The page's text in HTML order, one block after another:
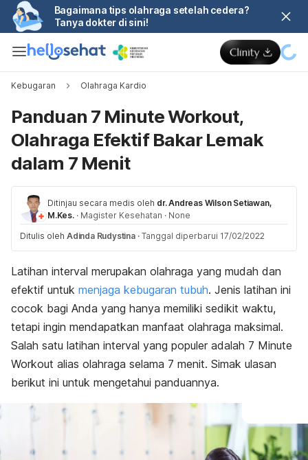
Bagaimana tips olahraga setelah cedera?
Tanya dokter di sini!
Kebugaran Olahraga Kardio
Panduan 7 Minute Workout,
Olahraga Efektif Bakar Lemak
dalam 7 Menit
Ditinjau secara medis oleh dr. Andreas Wilson Setiawan,
M.Kes. · Magister Kesehatan · None
Ditulis oleh Adinda Rudystina · Tanggal diperbarui 17/02/2022
Latihan interval merupakan olahraga yang mudah dan
efektif untuk menjaga kebugaran tubuh. Jenis latihan ini
cocok bagi Anda yang hanya memiliki sedikit waktu,
tetapi ingin mendapatkan manfaat olahraga maksimal.
Salah satu latihan interval yang populer adalah 7 Minute
Workout alias olahraga selama 7 menit. Simak ulasan
berikut ini untuk mengetahui panduannya.